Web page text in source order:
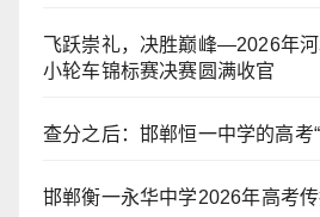
飞跃崇礼，决胜巅峰—2026年
小轮车锦标赛决赛圆满收官
查分之后：邯郸恒一中学的高考
邯郸衡一永华中学2026年高考